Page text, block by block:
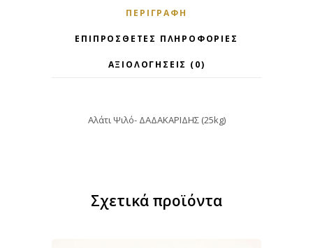
ΠΕΡΙΓΡΑΦΉ
ΕΠΙΠΡΌΣΘΕΤΕΣ ΠΛΗΡΟΦΟΡΊΕΣ
ΑΞΙΟΛΟΓΉΣΕΙΣ (0)
Αλάτι Ψιλό- ΔΑΔΑΚΑΡΙΔΗΣ (25kg)
Σχετικά προϊόντα